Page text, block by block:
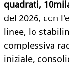
quadrati,
del 2026, con
linee, lo
complessiva
iniziale,